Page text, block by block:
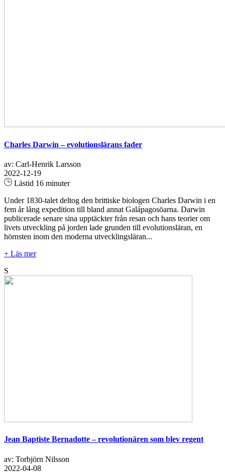
Charles Darwin – evolutionslärans fader
av: Carl-Henrik Larsson
2022-12-19
Lästid 16 minuter
Under 1830-talet deltog den brittiske biologen Charles Darwin i en
fem år lång expedition till bland annat Galápagosöarna. Darwin
publicerade senare sina upptäckter från resan och hans teorier om
livets utveckling på jorden lade grunden till evolutionsläran, en
hörnsten inom den moderna utvecklingsläran...
+ Läs mer
S
Jean Baptiste Bernadotte – revolutionären som blev regent
av: Torbjörn Nilsson
2022-04-08